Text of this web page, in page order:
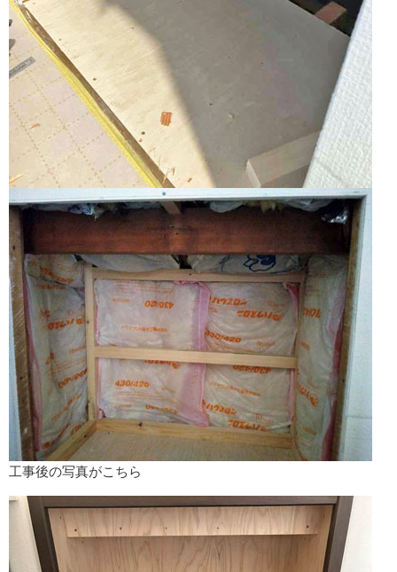
工事後の写真がこちら